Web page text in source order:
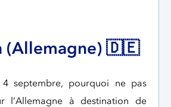
(Allemagne) 🇩🇪
septembre, pourquoi ne pas
l’Allemagne à destination de